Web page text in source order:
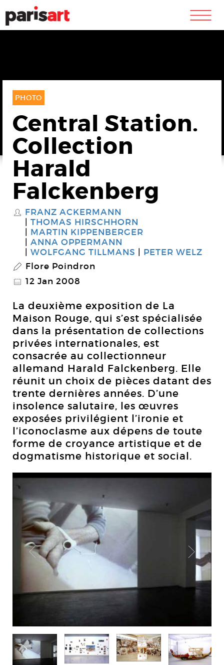
m
PHOTO
Central Station.
Collection
Harald
Falckenberg
S FRANZ ACKERMANN
THOMAS HIRSCHHORN
MARTIN KIPPENBERGER
ANNA OPPERMANN
WOLFGANG TILLMANS
PETER WELZ
P Flore Poindron
@ 12 Jan 2008
La deuxième exposition de La
Maison Rouge, qui s’est spécialisée
dans la présentation de collections
privées internationales, est
consacrée au collectionneur
allemand Harald Falckenberg. Elle
réunit un choix de pièces datant des
trente dernières années. D’une
insolence salutaire, les œuvres
exposées privilégient l’ironie et
l’iconoclasme aux dépens de toute
forme de croyance artistique et de
dogmatisme historique et social.